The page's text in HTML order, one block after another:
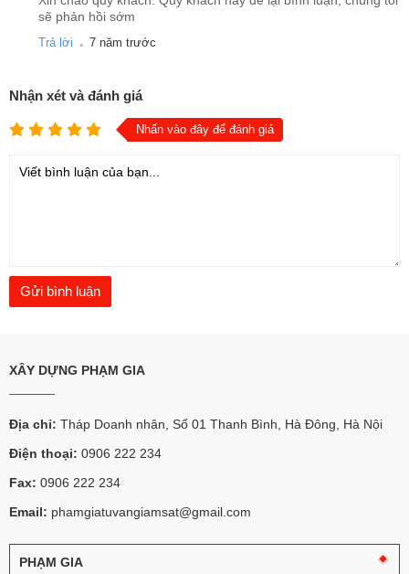
sẽ phản hồi sớm
Trả lời . 7 năm trước
Nhận xét và đánh giá
Nhấn vào đây để đánh giá
XÂY DỰNG PHẠM GIA
Địa chỉ: Tháp Doanh nhân, Số 01 Thanh Bình, Hà Đông, Hà Nội
Điện thoại: 0906 222 234
Fax: 0906 222 234
Email: phamgiatuvangiamsat@gmail.com
PHẠM GIA